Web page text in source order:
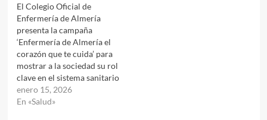
El Colegio Oficial de
Enfermería de Almería
presenta la campaña
‘Enfermería de Almería el
corazón que te cuida’ para
mostrar a la sociedad su rol
clave en el sistema sanitario
enero 15, 2026
En «Salud»